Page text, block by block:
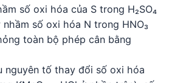
số oxi hóa của S trong H₂SO₄
số oxi hóa N trong HNO₃
toàn bộ phép cân bằng
nguyên tố thay đổi số oxi hóa